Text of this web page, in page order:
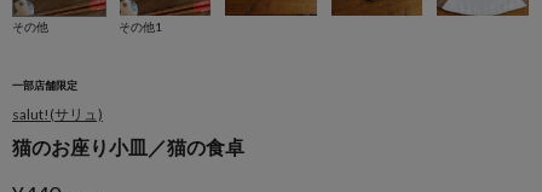
その他 その他1
一部店舗限定
salut!(サリュ)
猫のお座り小皿／猫の食卓